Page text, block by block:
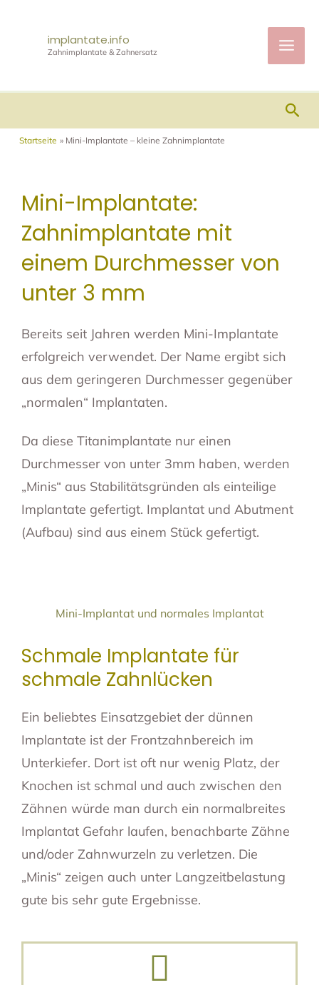
springen
implantate.info
Zahnimplantate & Zahnersatz
Startseite Mini-Implantate – kleine Zahnimplantate
Mini-Implantate:
Zahnimplantate mit
einem Durchmesser von
unter 3 mm
Bereits seit Jahren werden Mini-Implantate
erfolgreich verwendet. Der Name ergibt sich
aus dem geringeren Durchmesser gegenüber
„normalen“ Implantaten.
Da diese Titanimplantate nur einen
Durchmesser von unter 3mm haben, werden
„Minis“ aus Stabilitätsgründen als einteilige
Implantate gefertigt. Implantat und Abutment
(Aufbau) sind aus einem Stück gefertigt.
Mini-Implantat und normales Implantat
Schmale Implantate für
schmale Zahnlücken
Ein beliebtes Einsatzgebiet der dünnen
Implantate ist der Frontzahnbereich im
Unterkiefer. Dort ist oft nur wenig Platz, der
Knochen ist schmal und auch zwischen den
Zähnen würde man durch ein normalbreites
Implantat Gefahr laufen, benachbarte Zähne
und/oder Zahnwurzeln zu verletzen. Die
„Minis“ zeigen auch unter Langzeitbelastung
gute bis sehr gute Ergebnisse.